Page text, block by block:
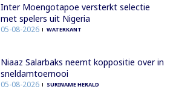
Inter Moengotapoe versterkt selectie
met spelers uit Nigeria
05-08-2026 WATERKANT
Niaaz Salarbaks neemt koppositie over in
sneldamtoernooi
05-08-2026 SURINAME HERALD